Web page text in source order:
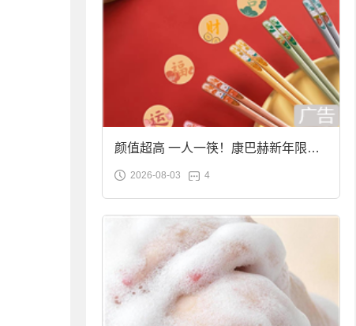
颜值超高 一人一筷！康巴赫新年限定
合金筷子大促：19.9元
2026-08-03 4